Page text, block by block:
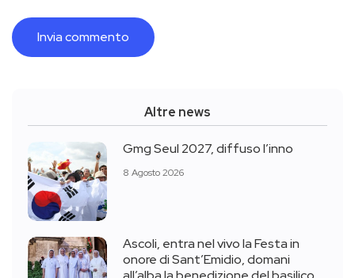
Altre news
Gmg Seul 2027, diffuso l’inno
8 Agosto 2026
Ascoli, entra nel vivo la Festa in
onore di Sant’Emidio, domani